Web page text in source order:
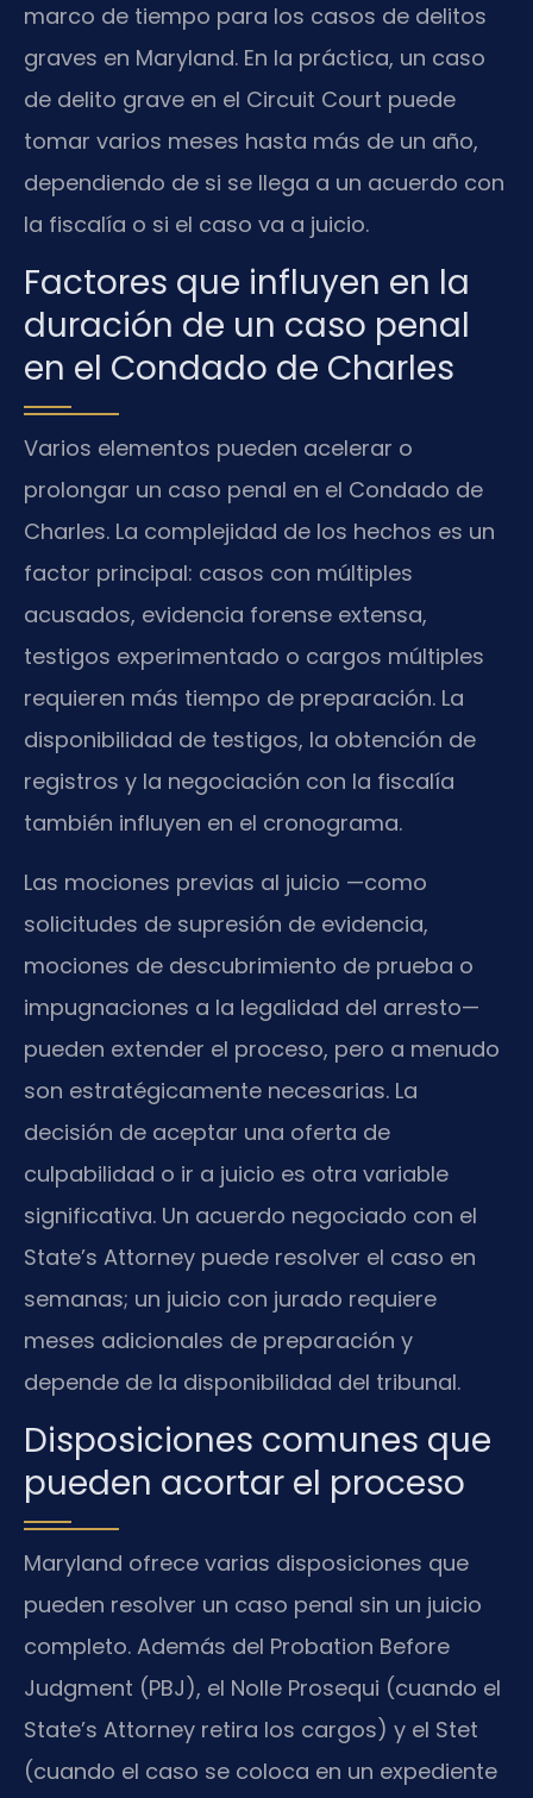
marco de tiempo para los casos de delitos
graves en Maryland. En la práctica, un caso
de delito grave en el Circuit Court puede
tomar varios meses hasta más de un año,
dependiendo de si se llega a un acuerdo con
la fiscalía o si el caso va a juicio.
Factores que influyen en la
duración de un caso penal
en el Condado de Charles
Varios elementos pueden acelerar o
prolongar un caso penal en el Condado de
Charles. La complejidad de los hechos es un
factor principal: casos con múltiples
acusados, evidencia forense extensa,
testigos experimentado o cargos múltiples
requieren más tiempo de preparación. La
disponibilidad de testigos, la obtención de
registros y la negociación con la fiscalía
también influyen en el cronograma.
Las mociones previas al juicio —como
solicitudes de supresión de evidencia,
mociones de descubrimiento de prueba o
impugnaciones a la legalidad del arresto—
pueden extender el proceso, pero a menudo
son estratégicamente necesarias. La
decisión de aceptar una oferta de
culpabilidad o ir a juicio es otra variable
significativa. Un acuerdo negociado con el
State’s Attorney puede resolver el caso en
semanas; un juicio con jurado requiere
meses adicionales de preparación y
depende de la disponibilidad del tribunal.
Disposiciones comunes que
pueden acortar el proceso
Maryland ofrece varias disposiciones que
pueden resolver un caso penal sin un juicio
completo. Además del Probation Before
Judgment (PBJ), el Nolle Prosequi (cuando el
State’s Attorney retira los cargos) y el Stet
(cuando el caso se coloca en un expediente